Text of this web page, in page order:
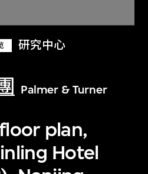
研究中心
Palmer & Turner
plan,
Hotel
十及二十一世纪视觉